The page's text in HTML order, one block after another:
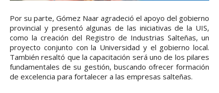
Por su parte, Gómez Naar agradeció el apoyo del gobierno
provincial y presentó algunas de las iniciativas de la UIS,
como la creación del Registro de Industrias Salteñas, un
proyecto conjunto con la Universidad y el gobierno local.
También resaltó que la capacitación será uno de los pilares
fundamentales de su gestión, buscando ofrecer formación
de excelencia para fortalecer a las empresas salteñas.